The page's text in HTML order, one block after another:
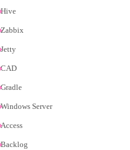
Hive
Zabbix
Jetty
CAD
Gradle
Windows Server
Access
Backlog